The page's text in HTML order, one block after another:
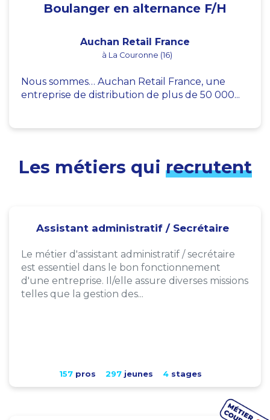
Boulanger en alternance F/H
Auchan Retail France
à La Couronne (16)
Nous sommes… Auchan Retail France, une
entreprise de distribution de plus de 50 000...
Les métiers qui recrutent
Assistant administratif / Secrétaire
Le métier d'assistant administratif / secrétaire
est essentiel dans le bon fonctionnement
d'une entreprise. Il/elle assure diverses missions
telles que la gestion des...
157pros 297jeunes 4stages